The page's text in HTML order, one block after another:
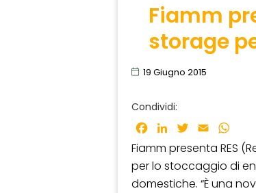
Fiamm
storage
19 Giugno 2015
Condividi:
Facebook
LinkedInTwitter
Email
Fiamm presenta RES
per lo stoccaggio di
domestiche. “È una